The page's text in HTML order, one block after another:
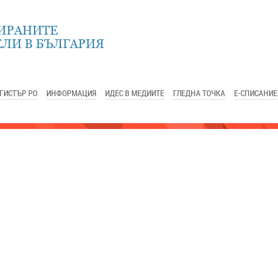
В БЪЛГАРИЯ
РО ИНФОРМАЦИЯ ИДЕС В МЕДИИТЕ ГЛЕДНА ТОЧКА Е-СПИСАНИЕ